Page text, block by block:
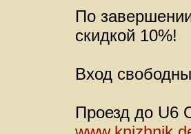
По
скидкой 10%!
Вход
Проезд до U6